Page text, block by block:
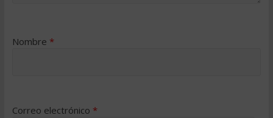
Nombre *
Correo electrónico *